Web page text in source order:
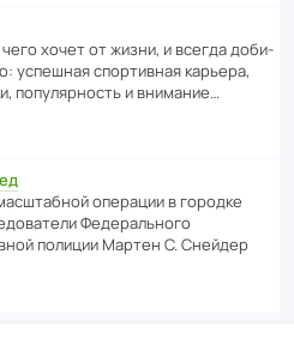
хочет от жизни, и всегда доби­
успе­шная спор­ти­вная карьера,
попу­ля­р­ность и внимание…
операции в городке
Феде­раль­ного
полиции Мартен С. Снейдер